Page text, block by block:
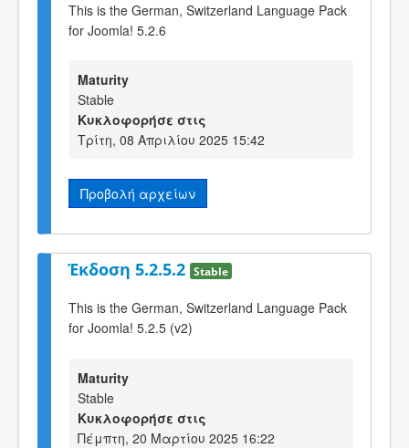
This is the German, Switzerland Language Pack
for Joomla! 5.2.6
Maturity
Stable
Κυκλοφορήσε στις
Τρίτη, 08 Απριλίου 2025 15:42
Προβολή αρχείων
Έκδοση 5.2.5.2 Stable
This is the German, Switzerland Language Pack
for Joomla! 5.2.5 (v2)
Maturity
Stable
Κυκλοφορήσε στις
Πέμπτη, 20 Μαρτίου 2025 16:22